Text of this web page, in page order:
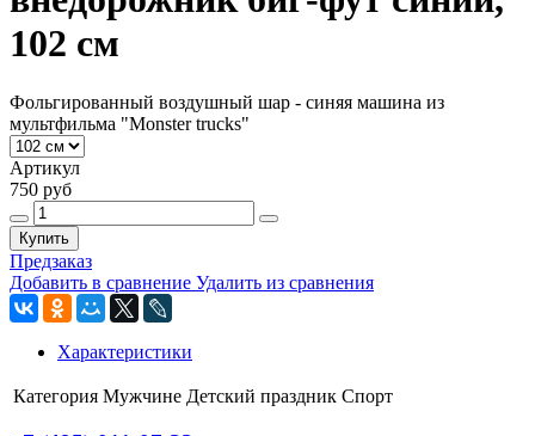
102 см
Фольгированный воздушный шар - синяя машина из
мультфильма "Monster trucks"
Артикул
750 руб
Купить
Предзаказ
Добавить в сравнение Удалить из сравнения
Характеристики
Категория Мужчине Детский праздник Спорт